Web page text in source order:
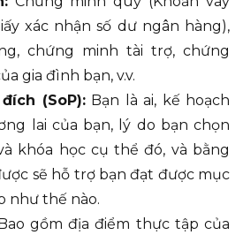
xác nhận số dư ngân hàng),
chứng minh tài trợ, chứng
gia đình bạn, v.v.
(SoP):Bạn là ai, kế hoạch
lai của bạn, lý do bạn chọn
khóa học cụ thể đó, và bằng
sẽ hỗ trợ bạn đạt được mục
như thế nào.
gồm địa điểm thực tập của